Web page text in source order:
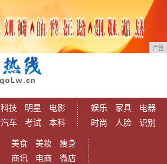
广告
科技 明星
电影
汽车
考试 本科
娱乐 家具
电器
时尚
人脸 识别
美食 美妆
瘦身
商讯
电商 微店